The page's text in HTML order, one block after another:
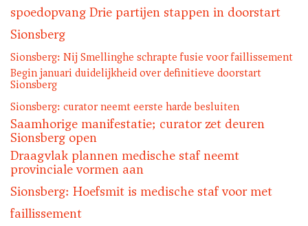
spoedopvang Drie partijen stappen in doorstart
Sionsberg
Sionsberg: Nij Smellinghe schrapte fusie voor faillissement
Begin januari duidelijkheid over definitieve doorstart
Sionsberg
Sionsberg: curator neemt eerste harde besluiten
Saamhorige manifestatie; curator zet deuren
Sionsberg open
Draagvlak plannen medische staf neemt
provinciale vormen aan
Sionsberg: Hoefsmit is medische staf voor met
faillissement